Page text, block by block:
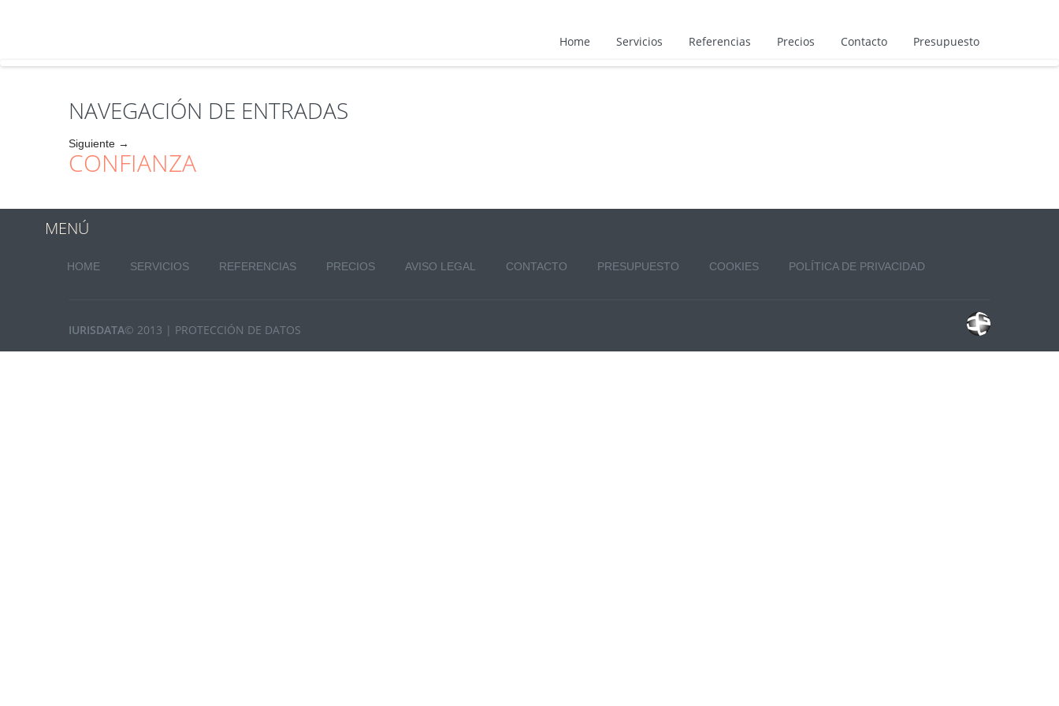
Home Servicios Referencias Precios Contacto Presupuesto
NAVEGACIÓN DE ENTRADAS
Siguiente →
CONFIANZA
MENÚ
HOME SERVICIOS REFERENCIAS PRECIOS AVISO LEGAL CONTACTO PRESUPUESTO COOKIES POLÍTICA DE PRIVACIDAD
IURISDATA© 2013 | PROTECCIÓN DE DATOS